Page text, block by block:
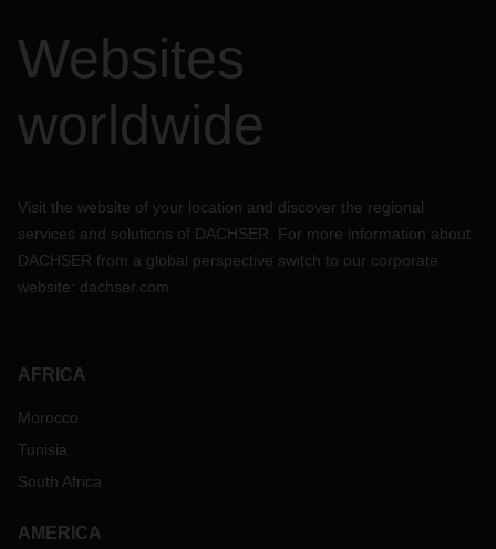
Websites
worldwide
Visit the website of your location and discover the regional
services and solutions of DACHSER. For more information about
DACHSER from a global perspective switch to our corporate
website: dachser.com
AFRICA
Morocco
Tunisia
South Africa
AMERICA